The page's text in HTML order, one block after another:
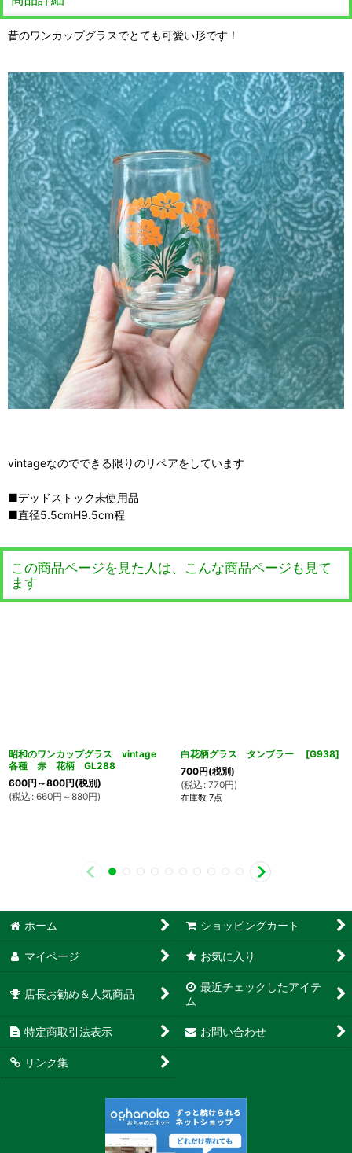
昔のワンカップグラスでとても可愛い形です！
vintageなのでできる限りのリペアをしています
■デッドストック未使用品
■直径5.5cmH9.5cm程
この商品ページを見た人は、こんな商品ページも見て
ます
昭和のワンカップグラス vintage
各種 赤 花柄 GL288
600円 ～800円(税別)
(税込 : 660円 ～880円)
白花柄グラス タンブラー [G938]
700円(税別)
(税込 : 770円)
在庫数 7点
ホーム ショッピングカート
マイページ お気に入り
店長お勧め＆人気商品
最近チェックしたアイテ
ム
特定商取引法表示 お問い合わせ
リンク集